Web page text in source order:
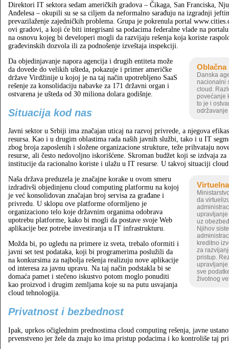
Direktori IT sektora sedam američkih gradova – Čikaga, San Franciska,
Anđelesa – okupili su se sa ciljem da neformalno sarađuju na izgradnji
prevazilaženje zajedničkih problema. Grupa je pokrenula portal
ovi gradovi, a koji će biti integrisani sa podacima federalne vlade na
na osnovu kojeg bi developeri mogli da razvijaju rešenja koja koriste
građevinskih dozvola ili za podnošenje izveštaja inspekciji.
Oblačna
Danska
nacionalni
cloud.
povećanje
to je i
Da objedinjavanje napora agencija i drugih entiteta može
da dovede do velikih ušteda, pokazuje i primer američke
države Virdžinije u kojoj je na taj način upotrebljeno SaaS
rešenje za konsolidaciju nabavke za 171 državni organ i
ostvarena je ušteda od 30 miliona dolara godišnje.
Situacija kod nas
Javni sektor u Srbiji ima značajan uticaj na razvoj privrede, a njegova
resursa. Kao i u drugim oblastima rada naših javnih službi, tako i u IT
zbog broja zaposlenih i složene organizacione strukture, teže prihvataju
resurse, ali često nedovoljno iskorišćene. Skroman budžet koji se izdvaja
institucije da racionalno koriste i ulažu u IT resurse. U takvoj situaciji cloud
da
upravljanje
uz
Njihov
kreditno
za
pristup.
upravljanje
sve
životnog
Naša država preduzela je značajne korake u ovom smeru
izdradivši objedinjenu cloud computing platformu na kojoj
je već konsolidovan značajan broj servisa za građane i
privredu. U sklopu ove platforme oformljeno je
organizaciono telo koje državnim organima odobrava
upotrebu platforme, kako bi mogli da postave svoje Web
aplikacije bez potrebe investiranja u IT infrastrukturu.
Možda bi, po ugledu na primere iz sveta, trebalo oformiti i
javni set test podataka, koji bi programerima poslužili da
na konkursima za najbolja rešenja realizuju nove aplikacije
od interesa za javnu upravu. Na taj način podstakla bi se
domaća pamet i stečeno iskustvo potom moglo ponuditi
kao proizvod i drugim zemljama koje su na putu usvajanja
cloud tehnologija.
Privatnost i bezbednost
Ipak, uprkos očiglednim prednostima cloud computing rešenja, javne
prvenstveno jer žele da znaju ko ima pristup podacima i ko kontroliše taj